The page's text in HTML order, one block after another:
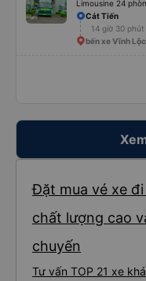
Limousine 24
Cát Tiến
14 giờ 30 phút
bến xe Vĩnh Lộc
Đặt mua vé xe
chất lượng cao
chuyến
Tư vấn TOP 21 xe